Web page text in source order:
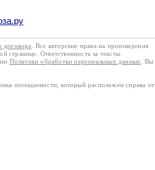
договора
. Все авторские права на произведения
странице. Ответственность за тексты
Политики обработки персональных данных
. Вы
посещаемости, который расположен справа от